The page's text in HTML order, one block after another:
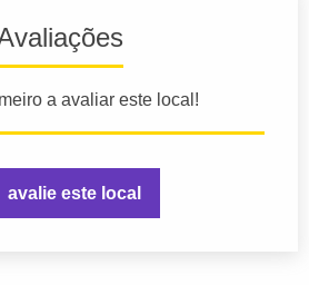
a avaliar este local!
avalie este local